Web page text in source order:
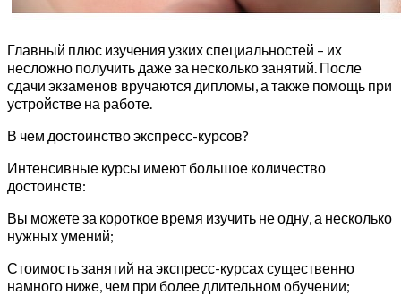
Главный плюс изучения узких специальностей – их
несложно получить даже за несколько занятий. После
сдачи экзаменов вручаются дипломы, а также помощь при
устройстве на работе.
В чем достоинство экспресс-курсов?
Интенсивные курсы имеют большое количество
достоинств:
Вы можете за короткое время изучить не одну, а несколько
нужных умений;
Стоимость занятий на экспресс-курсах существенно
намного ниже, чем при более длительном обучении;